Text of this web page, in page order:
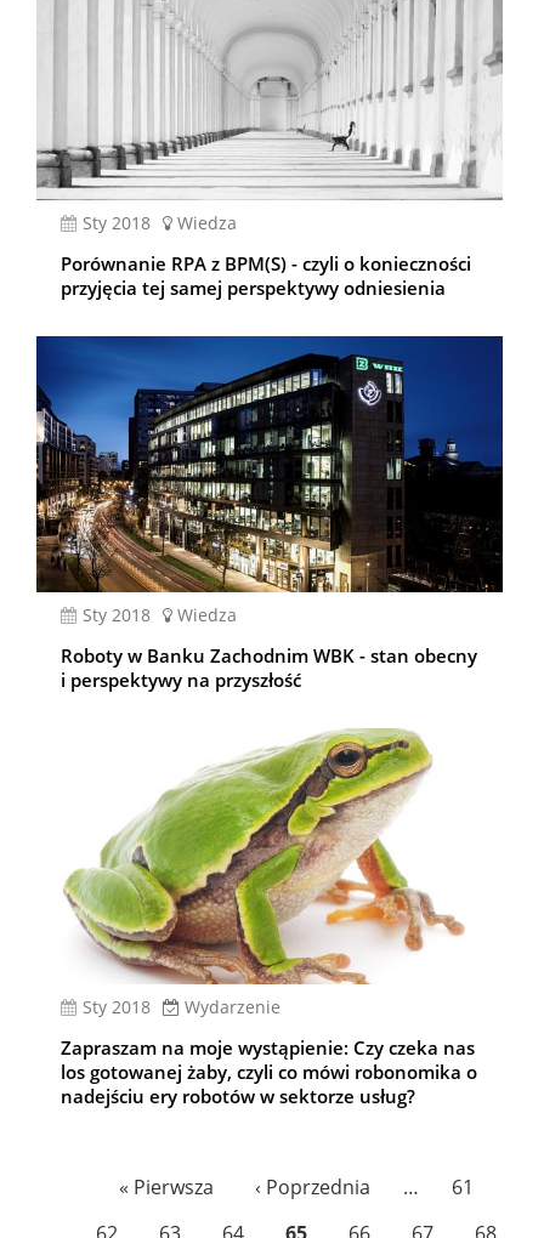
sty 2018 Wiedza
Porównanie RPA z BPM(S) - czyli o konieczności
przyjęcia tej samej perspektywy odniesienia
sty 2018 Wiedza
Roboty w Banku Zachodnim WBK - stan obecny
i perspektywy na przyszłość
sty 2018 Wydarzenie
Zapraszam na moje wystąpienie: Czy czeka nas
los gotowanej żaby, czyli co mówi robonomika o
nadejściu ery robotów w sektorze usług?
Pierwsza
strona
« Pierwsza
Poprzednia
strona
‹ Poprzednia … Page
61